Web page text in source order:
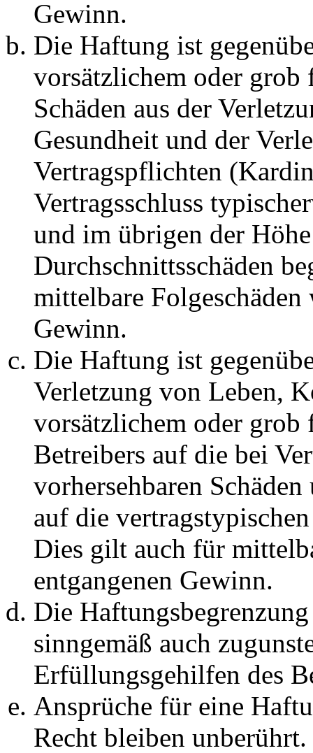
Gewinn.
Die Haftung ist
vorsätzlichem oder grob
Schäden aus der
Gesundheit und der
Vertragspflichten
Vertragsschluss
und im übrigen der
Durchschnittsschäden
mittelbare Folgeschäden
Gewinn.
Die Haftung ist
Verletzung von Leben,
vorsätzlichem oder grob
Betreibers auf die bei
vorhersehbaren
auf die
Dies gilt auch für
entgangenen Gewinn.
Die
sinngemäß auch
Erfüllungsgehilfen des
Ansprüche für eine
Recht bleiben unberührt.